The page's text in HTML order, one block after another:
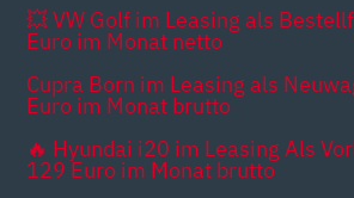
💥 VW Golf im Leasing als
Euro im Monat netto
Cupra Born im Leasing als
Euro im Monat brutto
🔥 Hyundai i20 im Leasing Als
129 Euro im Monat brutto